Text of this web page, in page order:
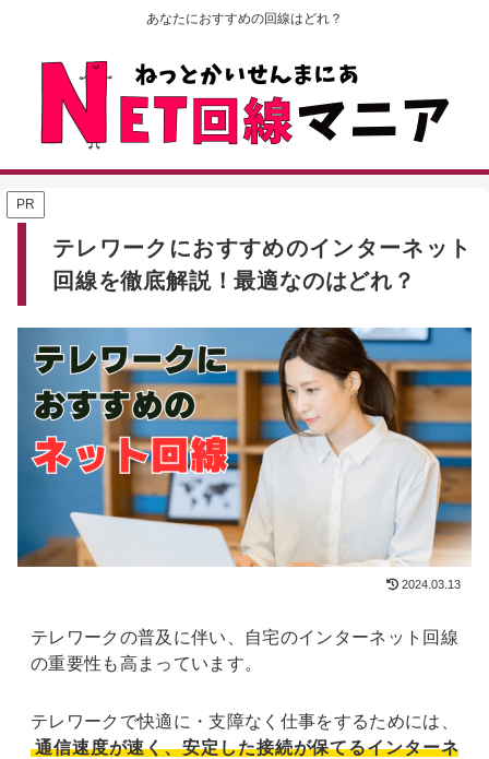
あなたにおすすめの回線はどれ？
PR
テレワークにおすすめのインターネット
回線を徹底解説！最適なのはどれ？
2024.03.13
テレワークの普及に伴い、自宅のインターネット回線
の重要性も高まっています。
テレワークで快適に・支障なく仕事をするためには、
通信速度が速く、安定した接続が保てるインターネ